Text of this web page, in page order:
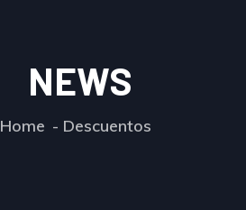
NEWS
Home Descuentos